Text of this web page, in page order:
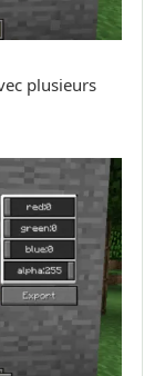
plusieurs